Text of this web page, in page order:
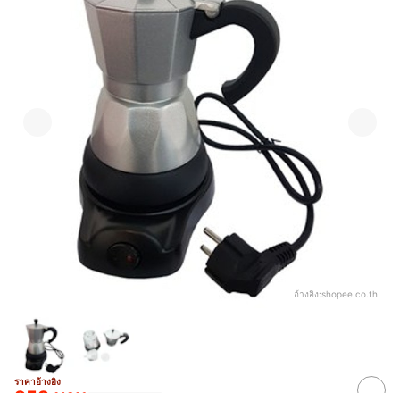
อ้างอิง:shopee.co.th
ราคาอ้างอิง